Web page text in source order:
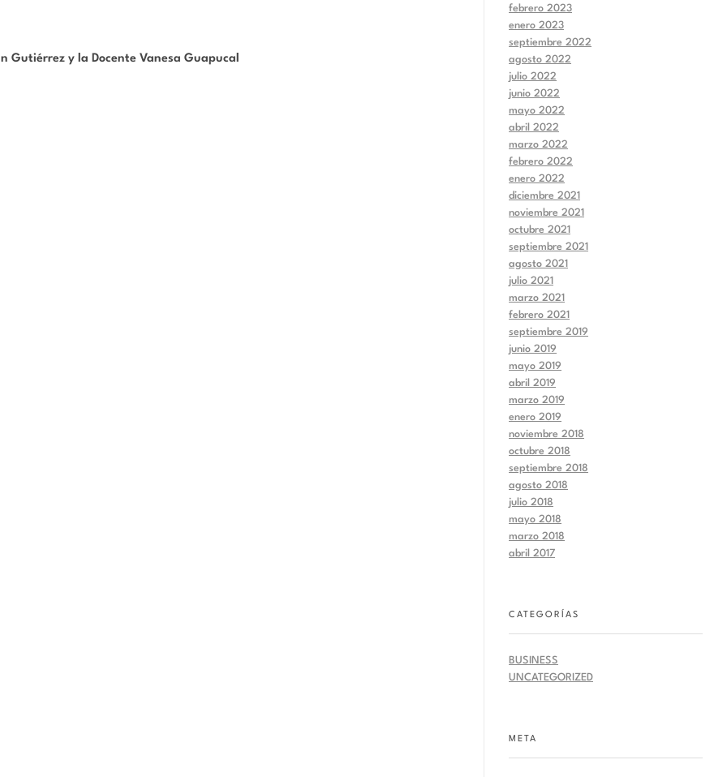
Gutiérrez y la Docente Vanesa Guapucal
febrero 2023
enero 2023
septiembre 2022
agosto 2022
julio 2022
junio 2022
mayo 2022
abril 2022
marzo 2022
febrero 2022
enero 2022
diciembre 2021
noviembre 2021
octubre 2021
septiembre 2021
agosto 2021
julio 2021
marzo 2021
febrero 2021
septiembre 2019
junio 2019
mayo 2019
abril 2019
marzo 2019
enero 2019
noviembre 2018
octubre 2018
septiembre 2018
agosto 2018
julio 2018
mayo 2018
marzo 2018
abril 2017
CATEGORÍAS
BUSINESS
UNCATEGORIZED
META